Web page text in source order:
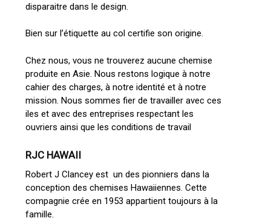
disparaitre dans le design.
Bien sur l’étiquette au col certifie son origine.
Chez nous, vous ne trouverez aucune chemise
produite en Asie. Nous restons logique à notre
cahier des charges, à notre identité et à notre
mission. Nous sommes fier de travailler avec ces
iles et avec des entreprises respectant les
ouvriers ainsi que les conditions de travail
RJC HAWAII
Robert J Clancey est un des pionniers dans la
conception des chemises Hawaiiennes. Cette
compagnie crée en 1953 appartient toujours à la
famille.